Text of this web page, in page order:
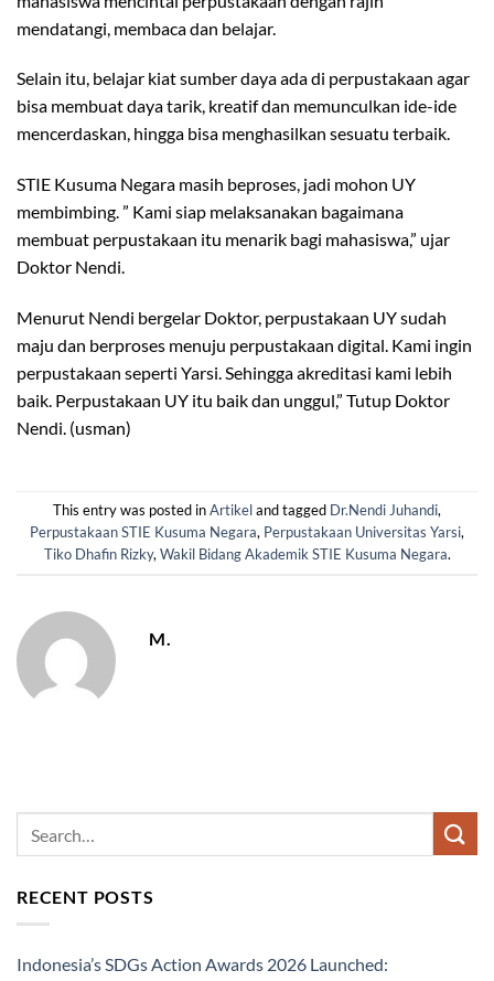
mendatangi, membaca dan belajar.
Selain itu, belajar kiat sumber daya ada di perpustakaan agar
bisa membuat daya tarik, kreatif dan memunculkan ide-ide
mencerdaskan, hingga bisa menghasilkan sesuatu terbaik.
STIE Kusuma Negara masih beproses, jadi mohon UY
membimbing. ” Kami siap melaksanakan bagaimana
membuat perpustakaan itu menarik bagi mahasiswa,” ujar
Doktor Nendi.
Menurut Nendi bergelar Doktor, perpustakaan UY sudah
maju dan berproses menuju perpustakaan digital. Kami ingin
perpustakaan seperti Yarsi. Sehingga akreditasi kami lebih
baik. Perpustakaan UY itu baik dan unggul,” Tutup Doktor
Nendi. (usman)
This entry was posted inArtikeland tagged Dr.Nendi Juhandi,
Perpustakaan STIE Kusuma Negara, Perpustakaan Universitas Yarsi,
Tiko Dhafin Rizky,Wakil Bidang Akademik STIE Kusuma Negara.
M.
RECENT POSTS
Indonesia’s SDGs Action Awards 2026 Launched: